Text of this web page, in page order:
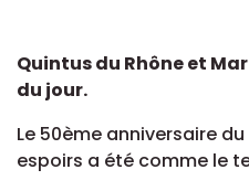
Quintus du Rhône et
du jour.
Le 50ème anniversaire
espoirs a été comme le